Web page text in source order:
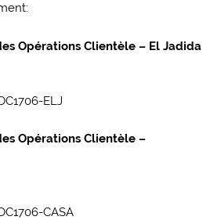
Opérations Clientèle – El Jadida
ELJ
Opérations Clientèle –
CASA